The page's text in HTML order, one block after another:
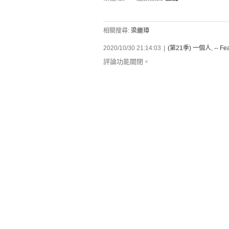
相關搜尋: 梁繼璋
2020/10/30 21:14:03 (第21季) 一個人, --
評論功能關閉。